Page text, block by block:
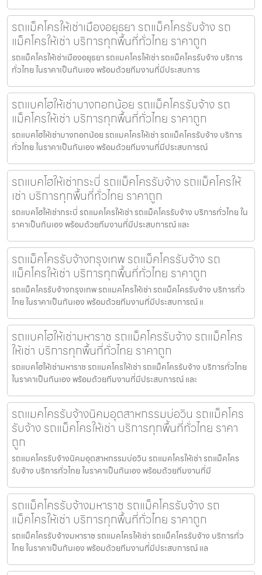
รถแม็คโครให้เช่าเมืองอยุธยา รถแม็คโครรับจ้าง รถ
แม็คโครให้เช่า บริการทุกพื้นที่ทั่วไทย ราคาถูก
รถแม็คโครให้เช่าเมืองอยุธยา รถแมคโครให้เช่า รถแม็คโครรับจ้าง บริการ
ทั่วไทย ในราคาเป็นกันเอง พร้อมด้วยทีมงานที่มีประสบการ
รถแบคโฮให้เช่าบางกอกน้อย รถแม็คโครรับจ้าง รถ
แม็คโครให้เช่า บริการทุกพื้นที่ทั่วไทย ราคาถูก
รถแบคโฮให้เช่าบางกอกน้อย รถแมคโครให้เช่า รถแม็คโครรับจ้าง บริการ
ทั่วไทย ในราคาเป็นกันเอง พร้อมด้วยทีมงานที่มีประสบการณ์
รถแบคโฮให้เช่ากระบี่ รถแม็คโครรับจ้าง รถแม็คโครให้
เช่า บริการทุกพื้นที่ทั่วไทย ราคาถูก
รถแบคโฮให้เช่ากระบี่ รถแมคโครให้เช่า รถแม็คโครรับจ้าง บริการทั่วไทย ใน
ราคาเป็นกันเอง พร้อมด้วยทีมงานที่มีประสบการณ์ และ
รถแม็คโครรับจ้างกรุงเทพ รถแม็คโครรับจ้าง รถ
แม็คโครให้เช่า บริการทุกพื้นที่ทั่วไทย ราคาถูก
รถแม็คโครรับจ้างกรุงเทพ รถแมคโครให้เช่า รถแม็คโครรับจ้าง บริการทั่ว
ไทย ในราคาเป็นกันเอง พร้อมด้วยทีมงานที่มีประสบการณ์ แ
รถแบคโฮให้เช่ามหาราช รถแม็คโครรับจ้าง รถแม็คโคร
ให้เช่า บริการทุกพื้นที่ทั่วไทย ราคาถูก
รถแบคโฮให้เช่ามหาราช รถแมคโครให้เช่า รถแม็คโครรับจ้าง บริการทั่วไทย
ในราคาเป็นกันเอง พร้อมด้วยทีมงานที่มีประสบการณ์ และ
รถแมคโครรับจ้างนิคมอุตสาหกรรมบ่อวิน รถแม็คโคร
รับจ้าง รถแม็คโครให้เช่า บริการทุกพื้นที่ทั่วไทย ราคา
ถูก
รถแมคโครรับจ้างนิคมอุตสาหกรรมบ่อวิน รถแมคโครให้เช่า รถแม็คโคร
รับจ้าง บริการทั่วไทย ในราคาเป็นกันเอง พร้อมด้วยทีมงานที่มี
รถแม็คโครรับจ้างมหาราช รถแม็คโครรับจ้าง รถ
แม็คโครให้เช่า บริการทุกพื้นที่ทั่วไทย ราคาถูก
รถแม็คโครรับจ้างมหาราช รถแมคโครให้เช่า รถแม็คโครรับจ้าง บริการทั่ว
ไทย ในราคาเป็นกันเอง พร้อมด้วยทีมงานที่มีประสบการณ์ แล